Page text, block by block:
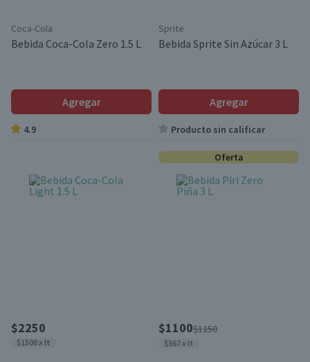
Coca-Cola
Bebida Coca-Cola Zero 1.5 L
Agregar
4.9
Sprite
Bebida Sprite Sin Azúcar 3 L
Agregar
Producto sin calificar
$2250
$1500 x lt
Oferta
$1100$1250
$367 x lt